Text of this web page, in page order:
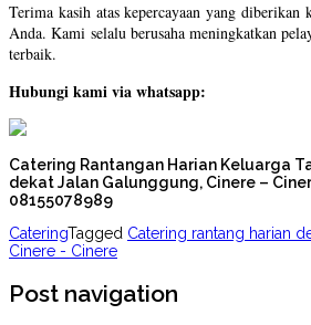
Terima kasih atas kepercayaan yang diberikan
Anda. Kami selalu berusaha meningkatkan
terbaik.
Hubungi kami via whatsapp:
Catering Rantangan Harian Keluarga
dekat Jalan Galunggung, Cinere –
08155078989
CateringTagged Catering rantang harian
Cinere - Cinere
Post navigation